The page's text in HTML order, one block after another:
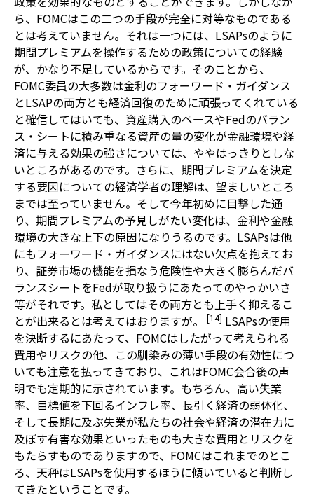
ら、FOMCはこの二つの手段が完全に対等なものである
とは考えていません。それは一つには、LSAPsのように
期間プレミアムを操作するための政策についての経験
が、かなり不足しているからです。そのことから、
FOMC委員の大多数は金利のフォーワード・ガイダンス
とLSAPの両方とも経済回復のために頑張ってくれている
と確信してはいても、資産購入のペースやFedのバラン
ス・シートに積み重なる資産の量の変化が金融環境や経
済に与える効果の強さについては、ややはっきりとしな
いところがあるのです。さらに、期間プレミアムを決定
する要因についての経済学者の理解は、望ましいところ
までは至っていません。そして今年初めに目撃した通
り、期間プレミアムの予見しがたい変化は、金利や金融
環境の大きな上下の原因になりうるのです。LSAPsは他
にもフォーワード・ガイダンスにはない欠点を抱えてお
り、証券市場の機能を損なう危険性や大きく膨らんだバ
ランスシートをFedが取り扱うにあたってのやっかいさ
等がそれです。私としてはその両方とも上手く抑えるこ
とが出来るとは考えてはおりますが。
[14] LSAPsの使用
を決断するにあたって、FOMCはしたがって考えられる
費用やリスクの他、この馴染みの薄い手段の有効性につ
いても注意を払ってきており、これはFOMC会合後の声
明でも定期的に示されています。もちろん、高い失業
率、目標値を下回るインフレ率、長引く経済の弱体化、
そして長期に及ぶ失業が私たちの社会や経済の潜在力に
及ぼす有害な効果といったものも大きな費用とリスクを
もたらすものでありますので、FOMCはこれまでのとこ
ろ、天秤はLSAPsを使用するほうに傾いていると判断し
てきたということです。